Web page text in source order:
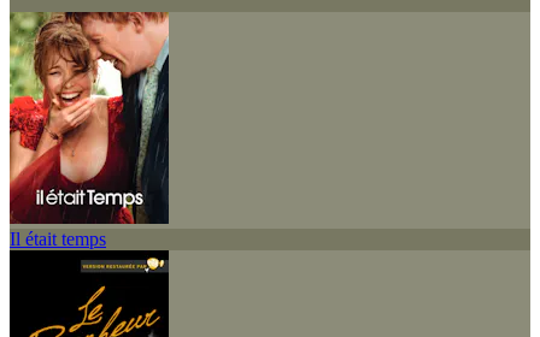
Il était temps